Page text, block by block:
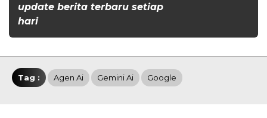
update berita terbaru setiap
hari
Tag : Agen Ai Gemini Ai Google